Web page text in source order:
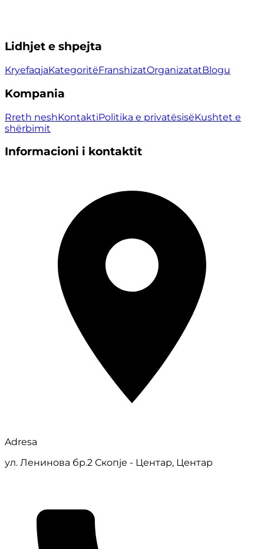
Lidhjet e shpejta
KryefaqjaKategoritëFranshizatOrganizatatBlogu
Kompania
Rreth neshKontaktiPolitika e privatësisëKushtet e
shërbimit
Informacioni i kontaktit
Adresa
ул. Ленинова бр.2 Скопје - Центар, Центар